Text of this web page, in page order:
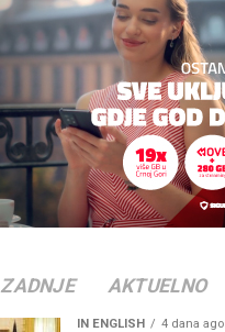
ZADNJE AKTUELNO
IN ENGLISH 4 dana ago